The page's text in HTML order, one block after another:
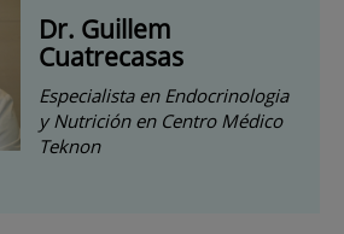
Dr. Guillem
Cuatrecasas
Especialista en Endocrinologia
y Nutrición en Centro Médico
Teknon